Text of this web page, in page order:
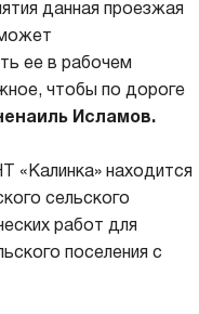
данная проезжая
ее в рабочем
чтобы по дороге
Исламов.
«Калинка» находится
сельского
работ для
поселения с